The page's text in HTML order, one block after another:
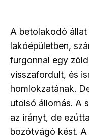
A betolakodó
lakóépületben,
furgonnal egy
visszafordult, és
homlokzatának.
utolsó állomás. A
az irányt, de
bozótvágó kést.